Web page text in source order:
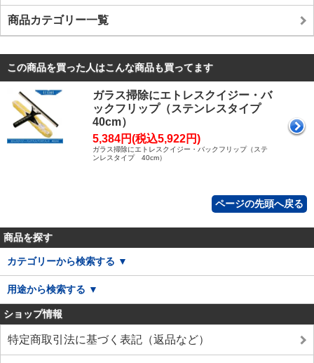
商品カテゴリー一覧
この商品を買った人はこんな商品も買ってます
ガラス掃除にエトレスクイジー・バ
ックフリップ（ステンレスタイプ
40cm）
5,384円(税込5,922円)
ガラス掃除にエトレスクイジー・バックフリップ（ステ
ンレスタイプ 40cm）
ページの先頭へ戻る
商品を探す
カテゴリーから検索する ▼
用途から検索する ▼
ショップ情報
特定商取引法に基づく表記（返品など）